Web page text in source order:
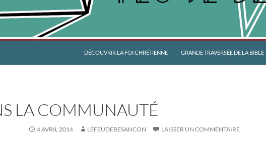
DÉCOUVRIR LA FOI CHRÉTIENNE GRANDE TRAVERSÉE DE LA BIBLE
LA COMMUNAUTÉ
4 AVRIL 2014 LEFEUDEBESANCON LAISSER UN COMMENTAIRE